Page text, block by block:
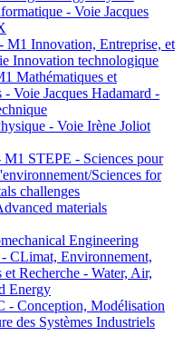
- Voie Jacques
Innovation, Entreprise, et
Innovation technologique
Mathématiques et
Voie Jacques Hadamard -
- Voie Irène Joliot
STEPE - Sciences pour
Sciences for
challenges
materials
Engineering
CLimat, Environnement,
Recherche - Water, Air,
Energy
- Conception, Modélisation
des Systèmes Industriels